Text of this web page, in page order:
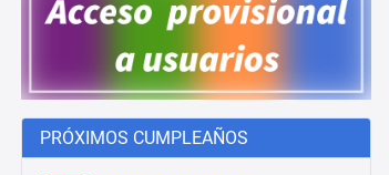
PRÓXIMOS CUMPLEAÑOS